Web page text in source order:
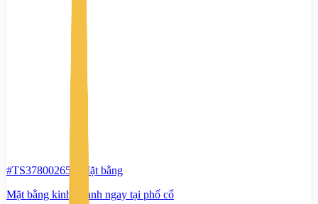
#TS37800265
Mặt bằng
Mặt bằng kinh doanh ngay tại phố cổ